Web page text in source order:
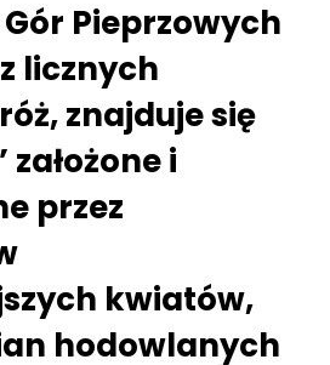
Pieprzowych
licznych
znajduje się
i
przez
kwiatów,
hodowlanych